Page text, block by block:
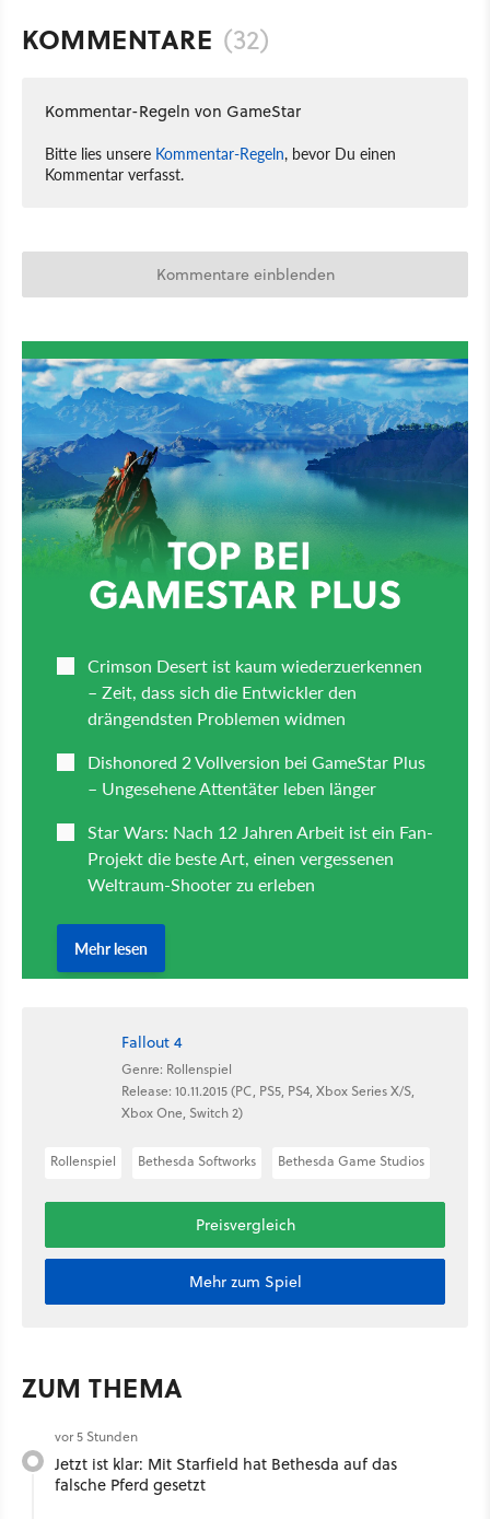
KOMMENTARE (32)
Kommentar-Regeln von GameStar
Bitte lies unsere Kommentar-Regeln, bevor Du einen
Kommentar verfasst.
Kommentare einblenden
Fallout 4
Genre: Rollenspiel
Release: 10.11.2015 (PC, PS5, PS4, Xbox Series X/S,
Xbox One, Switch 2)
Rollenspiel Bethesda Softworks Bethesda Game Studios
Preisvergleich
Mehr zum Spiel
ZUM THEMA
vor 5 Stunden
Jetzt ist klar: Mit Starfield hat Bethesda auf das
falsche Pferd gesetzt